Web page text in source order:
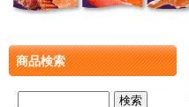
商品検索